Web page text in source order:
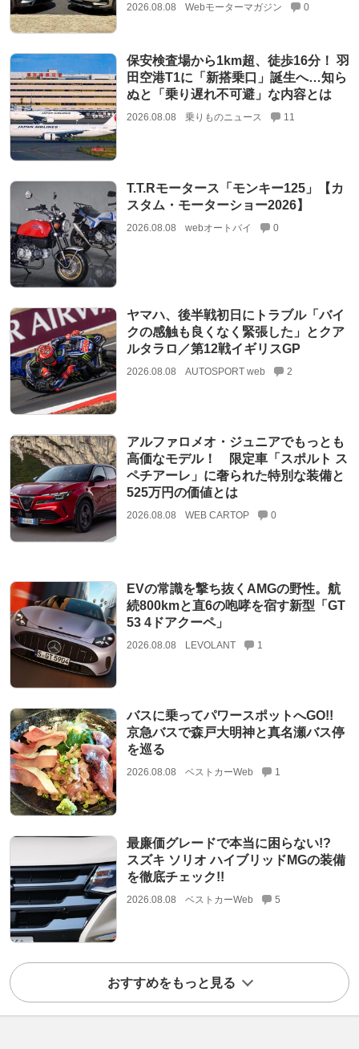
2026.08.08 Webモーターマガジン 0
保安検査場から1km超、徒歩16分！ 羽
田空港T1に「新搭乗口」誕生へ…知ら
ぬと「乗り遅れ不可避」な内容とは
2026.08.08 乗りものニュース 11
T.T.Rモータース「モンキー125」【カ
スタム・モーターショー2026】
2026.08.08 webオートバイ 0
ヤマハ、後半戦初日にトラブル「バイ
クの感触も良くなく緊張した」とクア
ルタラロ／第12戦イギリスGP
2026.08.08 AUTOSPORT web 2
アルファロメオ・ジュニアでもっとも
高価なモデル！ 限定車「スポルト ス
ペチアーレ」に奢られた特別な装備と
525万円の価値とは
2026.08.08 WEB CARTOP 0
EVの常識を撃ち抜くAMGの野性。航
続800kmと直6の咆哮を宿す新型「GT
53 4ドアクーペ」
2026.08.08 LEVOLANT 1
バスに乗ってパワースポットへGO!!
京急バスで森戸大明神と真名瀬バス停
を巡る
2026.08.08 ベストカーWeb 1
最廉価グレードで本当に困らない!?
スズキ ソリオ ハイブリッドMGの装備
を徹底チェック!!
2026.08.08 ベストカーWeb 5
おすすめをもっと見る